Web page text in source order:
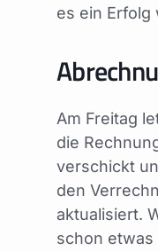
es ein Erfolg
Am Freitag
die
verschickt
den
aktualisiert.
schon